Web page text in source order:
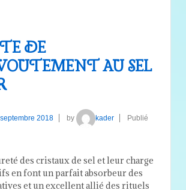
DE
AU SEL
2018 by kader
Publié
des cristaux de sel et leur charge
en font un parfait absorbeur des
et un excellent allié des rituels